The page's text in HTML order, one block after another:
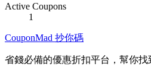
Active Coupons
1
CouponMad 抄你碼
省錢必備的優惠折扣平台，幫你找